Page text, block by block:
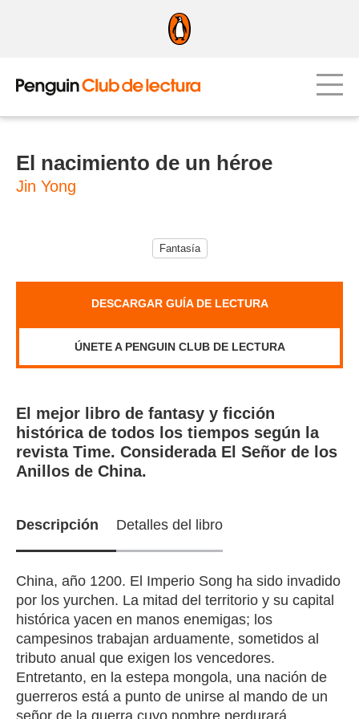
Fantasía
El nacimiento de un héroe
Jin Yong
DESCARGAR GUÍA DE LECTURA
ÚNETE A PENGUIN CLUB DE LECTURA
El mejor libro de fantasy y ficción
histórica de todos los tiempos según la
revista Time. Considerada El Señor de los
Anillos de China.
Descripción Detalles del libro
China, año 1200. El Imperio Song ha sido invadido
por los yurchen. La mitad del territorio y su capital
histórica yacen en manos enemigas; los
campesinos trabajan arduamente, sometidos al
tributo anual que exigen los vencedores.
Entretanto, en la estepa mongola, una nación de
guerreros está a punto de unirse al mando de un
señor de la guerra cuyo nombre perdurará